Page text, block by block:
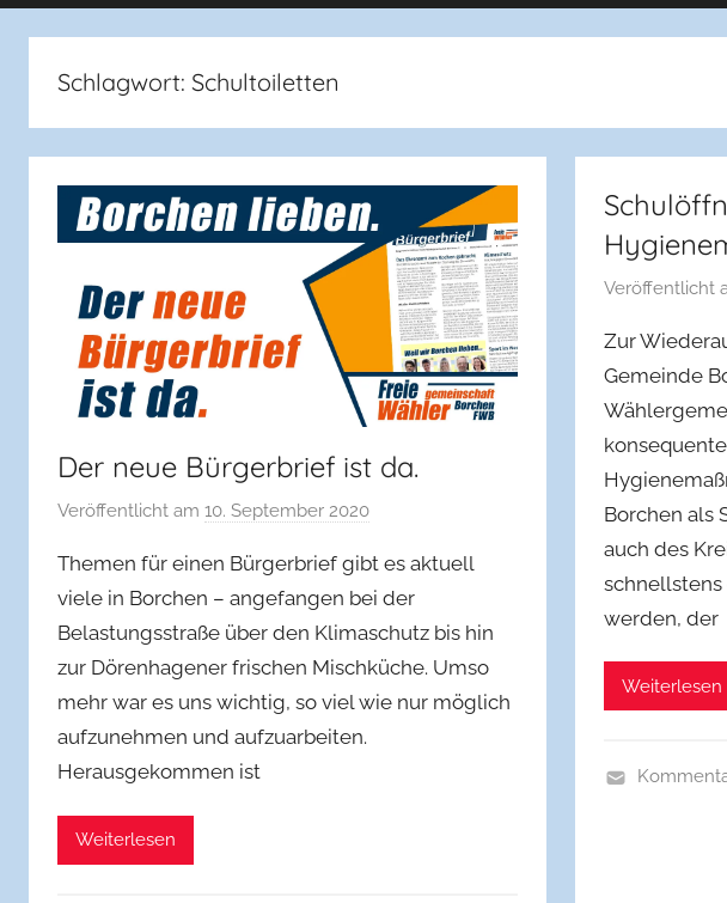
Schlagwort: Schultoiletten
Der neue Bürgerbrief ist da.
Veröffentlicht am 10. September 2020
n
f
w
b
b
Themen für einen Bürgerbrief gibt es aktuell
viele in Borchen – angefangen bei der
Belastungsstraße über den Klimaschutz bis hin
zur Dörenhagener frischen Mischküche. Umso
mehr war es uns wichtig, so viel wie nur möglich
aufzunehmen und aufzuarbeiten.
Herausgekommen ist
Weiterlesen
Veröffentlicht
Zur
Gemeinde
Borchen als
auch des
werden, der
Weiterlesen